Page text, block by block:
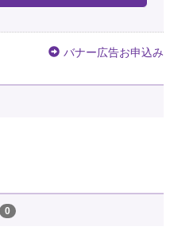
バナー広告お申込み
0